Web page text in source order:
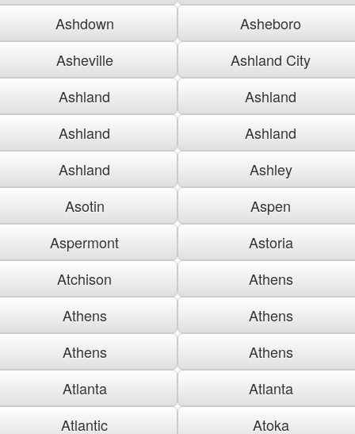
Ashdown
Asheboro
Asheville
Ashland City
Ashland
Ashland
Ashland
Ashland
Ashland
Ashley
Asotin
Aspen
Aspermont
Astoria
Atchison
Athens
Athens
Athens
Athens
Athens
Atlanta
Atlanta
Atlantic
Atoka